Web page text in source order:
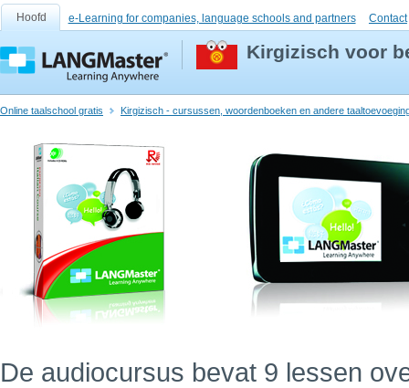
Hoofd e-Learning for companies, language schools and partners Contact
Kirgizisch voor
Online taalschool gratis Kirgizisch - cursussen, woordenboeken en andere
De audiocursus bevat 9 lessen